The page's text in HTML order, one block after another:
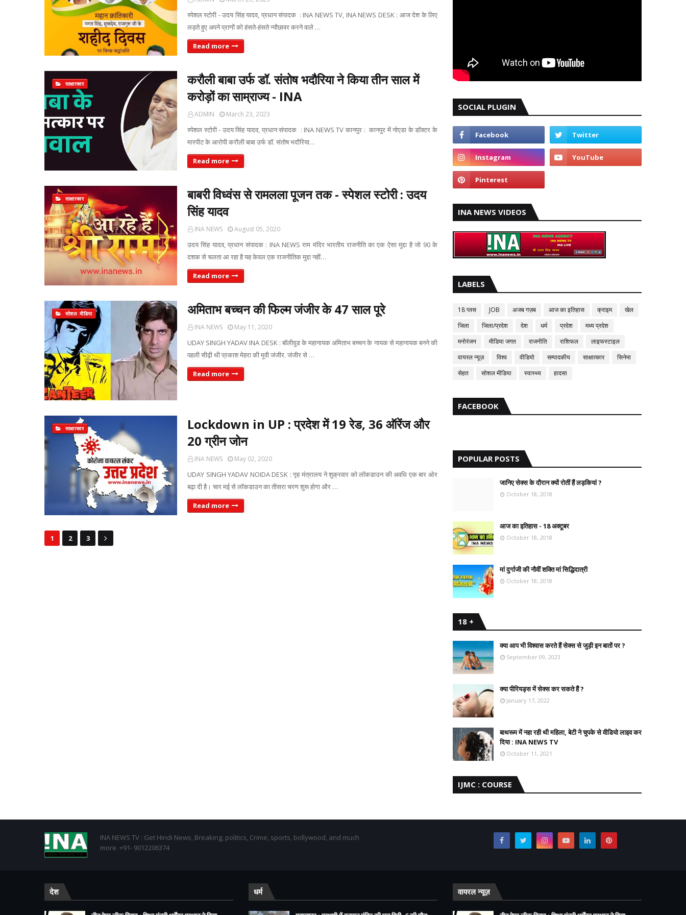
स्पेशल स्टोरी - उदय सिंह यादव, प्रधान संपादक : INA NEWS TV, INA NEWS DESK : आज देश के लिए
लड़ते हुए अपने प्राणों को हंसते-हंसते न्यौछावर करने वाले …
Read more
साक्षात्कार
करौली बाबा उर्फ डॉ. संतोष भदौरिया ने किया तीन साल में
करोड़ों का साम्राज्य - INA
ADMIN March 23, 2023
स्पेशल स्टोरी - उदय सिंह यादव, प्रधान संपादक : INA NEWS TV कानपुर : कानपुर में नोएडा के डॉक्टर के
मारपीट के आरोपी करौली बाबा उर्फ डॉ. संतोष भदौरिया…
Read more
साक्षात्कार
बाबरी विध्वंस से रामलला पूजन तक - स्पेशल स्टोरी : उदय
सिंह यादव
INA NEWS August 05, 2020
उदय सिंह यादव, प्रधान संपादक : INA NEWS राम मंदिर भारतीय राजनीति का एक ऐसा मुद्दा है जो 90 के
दशक से चलता आ रहा है यह केवल एक राजनीतिक मुद्दा नहीं…
Read more
सोशल मीडिया अमिताभ बच्चन की फिल्म जंजीर के 47 साल पूरे
INA NEWS May 11, 2020
UDAY SINGH YADAV INA DESK : बॉलीवुड के महानायक अमिताभ बच्चन के नायक से महानायक बनने की
पहली सीढ़ी थी प्रकाश मेहरा की मूवी जंजीर. जंजीर से …
Read more
साक्षात्कार
Lockdown in UP : प्रदेश में 19 रेड, 36 ऑरेंज और
20 ग्रीन जोन
INA NEWS May 02, 2020
UDAY SINGH YADAV NOIDA DESK : गृह मंत्रालय ने शुक्रवार को लॉकडाउन की अवधि एक बार ओर
बढ़ा दी है। चार मई से लॉकडाउन का तीसरा चरण शुरू होगा और …
Read more
1 2 3
SOCIAL PLUGIN
INA NEWS VIDEOS
LABELS
18 प्लस JOB अजब गज़ब आज का इतिहास क्राइम
खेल
जिला
जिला/प्रदेश देश धर्म प्रदेश
मध्य प्रदेश
मनोरंजन
मीडिया जगत राजनीति राशिफल
लाइफस्टाइल
वायरल न्यूज़
विश्व वीडियो सम्पादकीय साक्षात्कार
सिनेमा
सेहत
सोशल मीडिया स्वास्थ्य हादसा
FACEBOOK
POPULAR POSTS
जानिए सेक्स के दौरान क्यों रोतीं हैं लड़कियां ?
October 18, 2018
आज का इतिहास - 18 अक्टूबर
October 18, 2018
मां दुर्गाजी की नौवीं शक्ति मां सिद्धिदात्री
October 18, 2018
18 +
क्या आप भी विश्वास करते हैं सेक्स से जुड़ी इन बातों पर ?
September 09, 2023
क्या पीरियड्स में सेक्स कर सकते हैं ?
January 17, 2022
बाथरूम में नहा रही थी महिला, बेटी ने चुपके से वीडियो लाइव कर
दिया : INA NEWS TV
October 11, 2021
IJMC : COURSE
INA NEWS TV : Get Hindi News, Breaking, politics, Crime, sports, bollywood, and much
more. +91- 9012206374
देश धर्म वायरल न्यूज़